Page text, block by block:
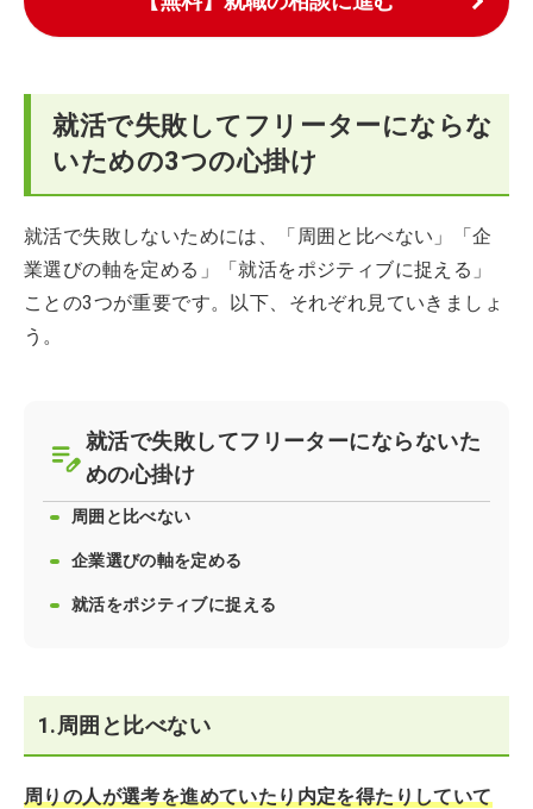
就活で失敗してフリーターにならな
いための3つの心掛け
就活で失敗しないためには、「周囲と比べない」「企
業選びの軸を定める」「就活をポジティブに捉える」
ことの3つが重要です。以下、それぞれ見ていきましょ
う。
就活で失敗してフリーターにならないた
めの心掛け
周囲と比べない
企業選びの軸を定める
就活をポジティブに捉える
1.周囲と比べない
周りの人が選考を進めていたり内定を得たりしていて